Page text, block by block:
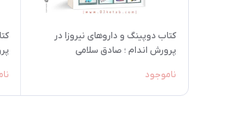
کتاب دوپینگ و داروهای نیروزا در
پرورش اندام ؛ صادق سلامی
ناموجود